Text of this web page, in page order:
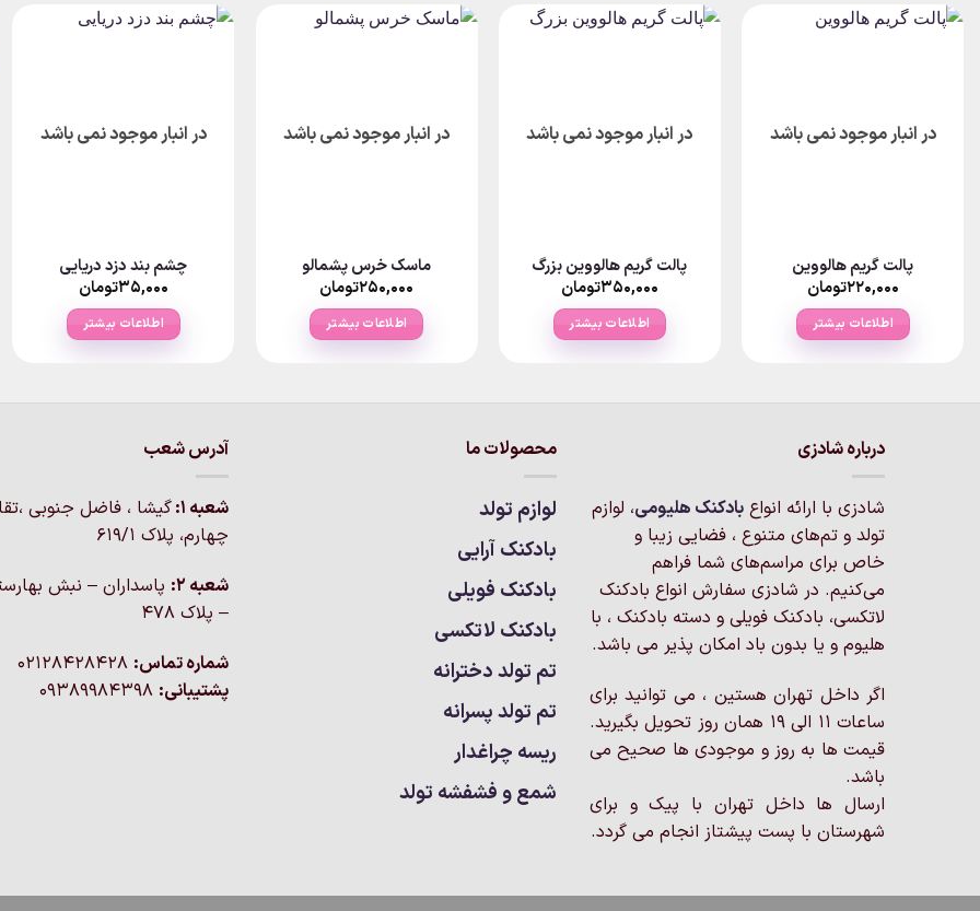
در انبار موجود نمی باشد
پالت گریم هالووین
۲۲۰,۰۰۰تومان
اطلاعات بیشتر
در انبار موجود نمی باشد
پالت گریم هالووین بزرگ
۳۵۰,۰۰۰تومان
اطلاعات بیشتر
در انبار موجود نمی باشد
ماسک خرس پشمالو
۲۵۰,۰۰۰تومان
اطلاعات بیشتر
در انبار موجود نمی باشد
چشم بند دزد دریایی
۳۵,۰۰۰تومان
اطلاعات بیشتر
درباره شادزی
شادزی با ارائه انواع بادکنک‌ هلیومی، لوازم
تولد و تم‌های متنوع ، فضایی زیبا و
خاص برای مراسم‌های شما فراهم
می‌کنیم. در شادزی سفارش انواع بادکنک
لاتکسی، بادکنک فویلی و دسته بادکنک ، با
هلیوم و یا بدون باد امکان پذیر می باشد.
اگر داخل تهران هستین ، می توانید برای
ساعات 11 الی 19 همان روز تحویل بگیرید.
قیمت ها به روز و موجودی ها صحیح می
باشد.
ارسال ها داخل تهران با پیک و برای
شهرستان با پست پیشتاز انجام می گردد.
محصولات ما
لوازم تولد
بادکنک آرایی
بادکنک فویلی
بادکنک لاتکسی
تم تولد دخترانه
تم تولد پسرانه
ریسه چراغدار
شمع و فشفشه تولد
آدرس شعب
شعبه 1:
گيشا ، فاضل جنوبی
چهارم، پلاک 619/1
شعبه 2:
پاسداران – نبش
– پلاک ۴۷۸
شماره تماس:
پشتیبانی: